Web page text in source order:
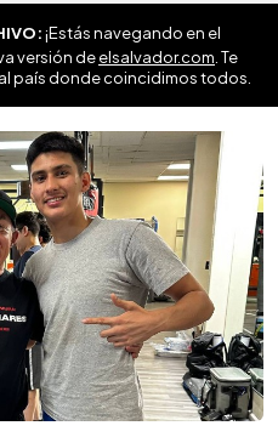
¡Estás navegando en el
versión deelsalvador.com . Te
país donde coincidimos todos.